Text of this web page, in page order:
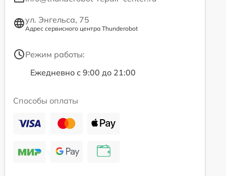
ул. Энгельса, 75
Адрес сервисного центра Thunderobot
Режим работы:
Ежедневно с 9:00 до 21:00
Способы оплаты